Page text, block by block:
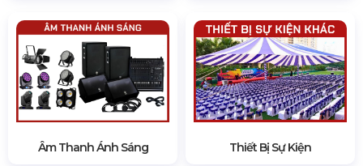
Âm Thanh Ánh Sáng Thiết Bị Sự Kiện